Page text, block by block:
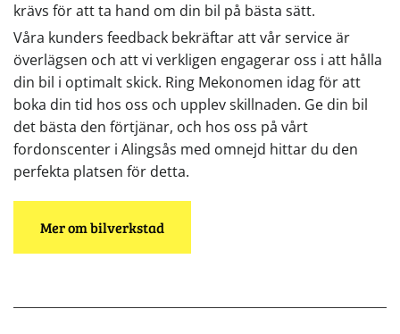
krävs för att ta hand om din bil på bästa sätt.
Våra kunders feedback bekräftar att vår service är
överlägsen och att vi verkligen engagerar oss i att hålla
din bil i optimalt skick. Ring Mekonomen idag för att
boka din tid hos oss och upplev skillnaden. Ge din bil
det bästa den förtjänar, och hos oss på vårt
fordonscenter i Alingsås med omnejd hittar du den
perfekta platsen för detta.
Mer om bilverkstad